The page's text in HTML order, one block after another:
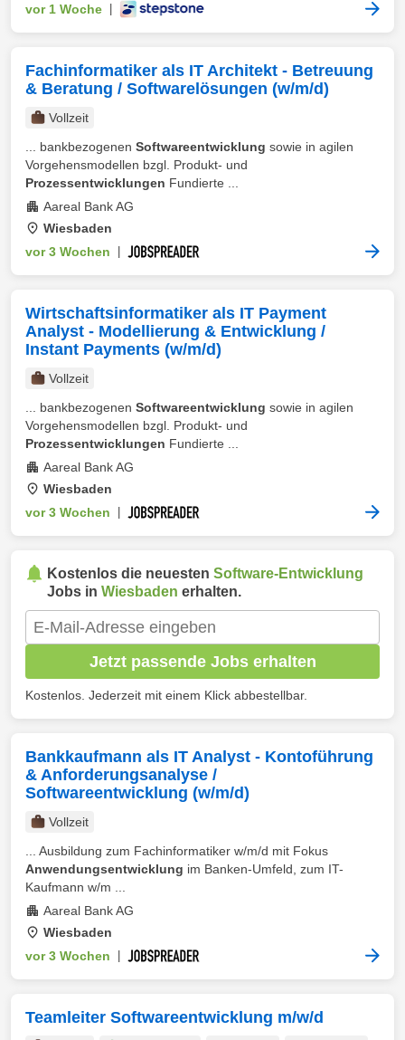
vor 1 Woche
Fachinformatiker als IT Architekt - Betreuung
& Beratung / Softwarelösungen (w/m/d)
Vollzeit
... bankbezogenen Softwareentwicklung sowie in agilen
Vorgehensmodellen bzgl. Produkt- und
Prozessentwicklungen Fundierte ...
Aareal Bank AG
Wiesbaden
vor 3 Wochen
Wirtschaftsinformatiker als IT Payment
Analyst - Modellierung & Entwicklung /
Instant Payments (w/m/d)
Vollzeit
... bankbezogenen Softwareentwicklung sowie in agilen
Vorgehensmodellen bzgl. Produkt- und
Prozessentwicklungen Fundierte ...
Aareal Bank AG
Wiesbaden
vor 3 Wochen
Kostenlos die neuesten Software-Entwicklung
Jobs in Wiesbaden erhalten.
Jetzt passende Jobs erhalten
Kostenlos. Jederzeit mit einem Klick abbestellbar.
Bankkaufmann als IT Analyst - Kontoführung
& Anforderungsanalyse /
Softwareentwicklung (w/m/d)
Vollzeit
... Ausbildung zum Fachinformatiker w/m/d mit Fokus
Anwendungsentwicklung im Banken-Umfeld, zum IT-
Kaufmann w/m ...
Aareal Bank AG
Wiesbaden
vor 3 Wochen
Teamleiter Softwareentwicklung m/w/d